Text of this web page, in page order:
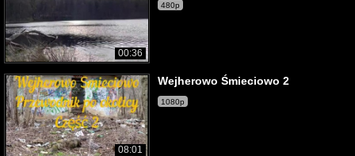
00:36
480p
08:01
Wejherowo Śmieciowo 2
1080p